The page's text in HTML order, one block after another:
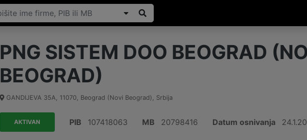
PNG SISTEM DOO BEOGRAD
BEOGRAD)
GANDIJEVA 35A, 11070, Beograd (Novi Beograd) , Srbija
AKTIVAN PIB 107418063 MB 20798416 Datum osnivanja